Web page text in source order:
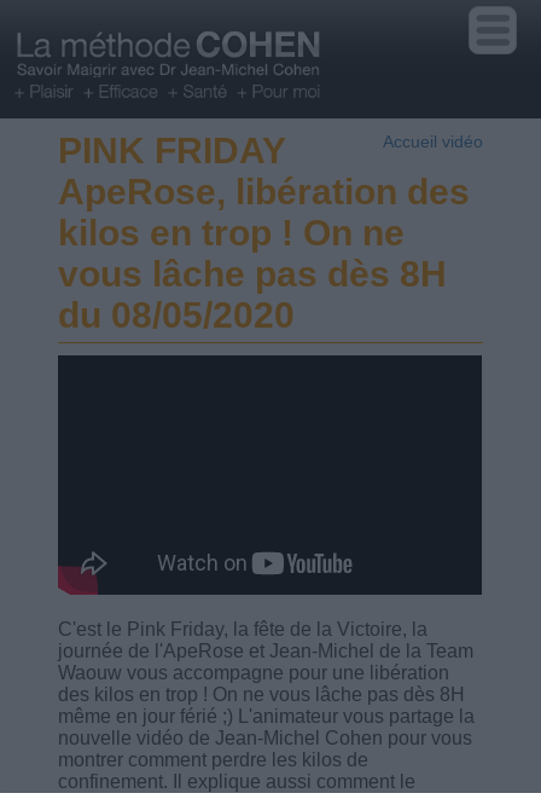
Accueil vidéo
PINK FRIDAY
ApeRose, libération des
kilos en trop ! On ne
vous lâche pas dès 8H
du 08/05/2020
C'est le Pink Friday, la fête de la Victoire, la
journée de l'ApeRose et Jean-Michel de la Team
Waouw vous accompagne pour une libération
des kilos en trop ! On ne vous lâche pas dès 8H
même en jour férié ;) L'animateur vous partage la
nouvelle vidéo de Jean-Michel Cohen pour vous
montrer comment perdre les kilos de
confinement. Il explique aussi comment le